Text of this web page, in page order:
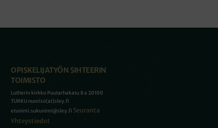
OPISKELIJATYÖN SIHTEERIN
TOIMISTO
Lutherin kirkko Puutarhakatu 8 a 20100
TURKU nuoriso(at)sley.fi
etunimi.sukunimi@sley.fi Seuranta
Yhteystiedot